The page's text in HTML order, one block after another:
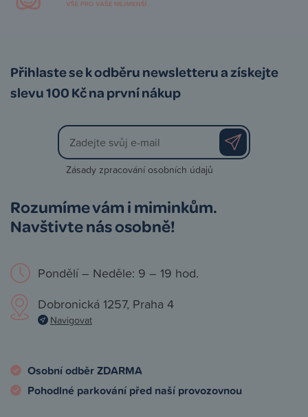
Přihlaste se k odběru newsletteru a získejte
slevu 100 Kč na první nákup
Zásady zpracování osobních údajů
Rozumíme vám i miminkům.
Navštivte nás osobně!
Pondělí – Neděle: 9 – 19 hod.
Dobronická 1257, Praha 4
Navigovat
Osobní odběr ZDARMA
Pohodlné parkování před naší provozovnou